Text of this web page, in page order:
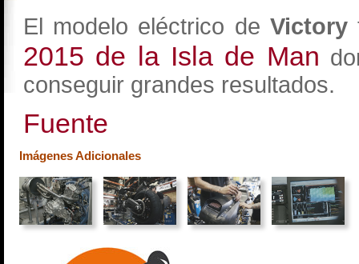
El modelo eléctrico de Victory
2015 de la Isla de Man
conseguir grandes resultados.
Fuente
Imágenes Adicionales